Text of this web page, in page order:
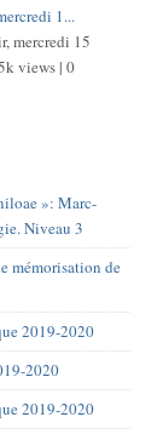
1...
views| 0
»: Marc-
Niveau 3
mémorisation de
2019-2020
2020
2019-2020